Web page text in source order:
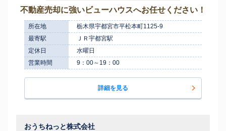
不動産売却に強いビューハウスへお任せください！
所在地
栃木県宇都宮市平松本町1125-9
最寄駅
ＪＲ宇都宮駅
定休日
水曜日
営業時間
9：00～19：00
詳細を見る
おうちねっと株式会社